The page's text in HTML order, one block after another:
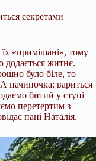
секретами
«примішані», тому
додається житнє.
було біле, то
начиночка: вариться
битий у ступі
перетертим з
пані Наталія.